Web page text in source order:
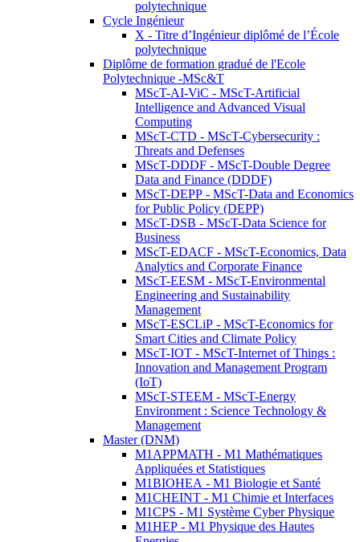
polytechnique
Cycle Ingénieur
X - Titre d’Ingénieur diplômé de l’École
polytechnique
Diplôme de formation gradué de l'Ecole
Polytechnique -MSc&T
MScT-AI-ViC - MScT-Artificial
Intelligence and Advanced Visual
Computing
MScT-CTD - MScT-Cybersecurity :
Threats and Defenses
MScT-DDDF - MScT-Double Degree
Data and Finance (DDDF)
MScT-DEPP - MScT-Data and Economics
for Public Policy (DEPP)
MScT-DSB - MScT-Data Science for
Business
MScT-EDACF - MScT-Economics, Data
Analytics and Corporate Finance
MScT-EESM - MScT-Environmental
Engineering and Sustainability
Management
MScT-ESCLiP - MScT-Economics for
Smart Cities and Climate Policy
MScT-IOT - MScT-Internet of Things :
Innovation and Management Program
(IoT)
MScT-STEEM - MScT-Energy
Environment : Science Technology &
Management
Master (DNM)
M1APPMATH - M1 Mathématiques
Appliquées et Statistiques
M1BIOHEA - M1 Biologie et Santé
M1CHEINT - M1 Chimie et Interfaces
M1CPS - M1 Système Cyber Physique
M1HEP - M1 Physique des Hautes